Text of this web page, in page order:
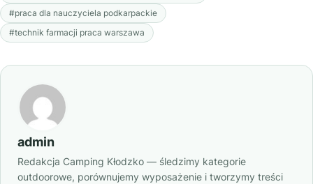
#praca dla nauczyciela podkarpackie
#technik farmacji praca warszawa
admin
Redakcja Camping Kłodzko — śledzimy kategorie
outdoorowe, porównujemy wyposażenie i tworzymy treści